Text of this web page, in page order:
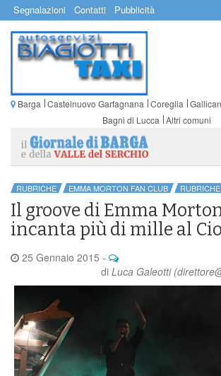
Segnalazioni Contatti Pubblicità
Barga Castelnuovo Garfagnana Coreglia
Bagni di Lucca Altri comuni
RUBRICHE EMMA MORTON FAN CLUB RUBRICHE
Il groove di Emma
incanta più di mille al
25 Gennaio 2015 -
di Luca Galeotti